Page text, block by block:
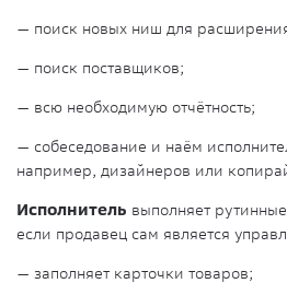
— поиск новых ниш для
— поиск поставщиков;
— всю необходимую отчётность;
— собеседование и наём
например, дизайнеров или
Исполнитель выполняет
если продавец сам является
— заполняет карточки товаров;